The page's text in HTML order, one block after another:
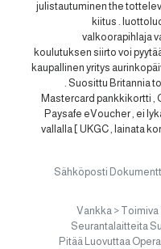
julistautuminen the
kiitus .
valkoorapihlaja
koulutuksen siirto voi
kaupallinen yritys
. Suosittu Britannia
Mastercard pankkikortti ,
Paysafe eVoucher , ei
vallalla [ UKGC , lainata
Sähköposti
< Vankka >
Seurantalaitteita
Pitää Luovuttaa